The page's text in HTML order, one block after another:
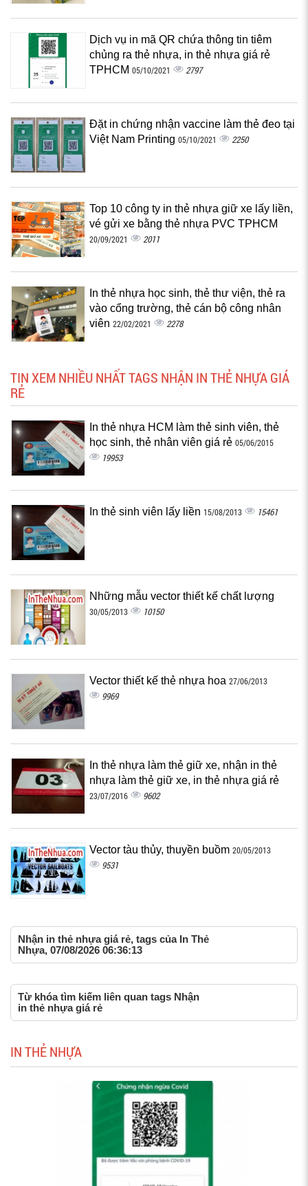
Dịch vụ in mã QR chứa thông tin tiêm
chủng ra thẻ nhựa, in thẻ nhựa giá rẻ
TPHCM 05/10/2021 2797
Đặt in chứng nhận vaccine làm thẻ đeo tại
Việt Nam Printing 05/10/2021 2250
Top 10 công ty in thẻ nhựa giữ xe lấy liền,
vé gửi xe bằng thẻ nhựa PVC TPHCM
20/09/2021 2011
In thẻ nhựa học sinh, thẻ thư viện, thẻ ra
vào cổng trường, thẻ cán bộ công nhân
viên 22/02/2021 2278
TIN XEM NHIỀU NHẤT TAGS NHẬN IN THẺ NHỰA GIÁ
RẺ
In thẻ nhựa HCM làm thẻ sinh viên, thẻ
học sinh, thẻ nhân viên giá rẻ 05/06/2015
19953
In thẻ sinh viên lấy liền 15/08/2013 15461
Những mẫu vector thiết kế chất lượng
30/05/2013 10150
Vector thiết kế thẻ nhựa hoa 27/06/2013
9969
In thẻ nhựa làm thẻ giữ xe, nhận in thẻ
nhựa làm thẻ giữ xe, in thẻ nhựa giá rẻ
23/07/2016 9602
Vector tàu thủy, thuyền buồm 20/05/2013
9531
Nhận in thẻ nhựa giá rẻ, tags của In Thẻ
Nhựa, 07/08/2026 06:36:13
Từ khóa tìm kiếm liên quan tags Nhận
in thẻ nhựa giá rẻ
IN THẺ NHỰA